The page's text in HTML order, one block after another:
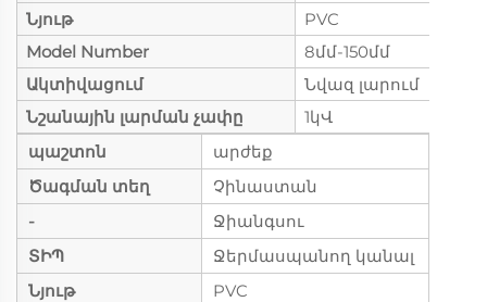
Նյութ
PVC
Model Number
8մմ-150մմ
Ակտիվացում
Նվազ լարում
Նշանային լարման չափը
1կՎ
պաշտոն
արժեք
Ծագման տեղ
Չինաստան
-
Ջիանգսու
ՏԻՊ
Ջերմասպանող կանալ
Նյութ
PVC